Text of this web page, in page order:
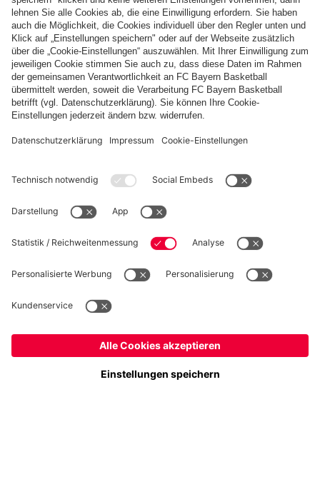
Zahlung & Lieferung
FC Bayern Store App
WIDERRUF
Datenschutz
Cookie Details
Preise inklusive MwSt. und zzgl. Versandkosten
© FC Bayern München AG
FC Bayern München AG, Säbener Str. 51-57, 81547 München
Ja,Österreich, um dorthin zu liefern!
Weltweit, um dorthin zu liefern!